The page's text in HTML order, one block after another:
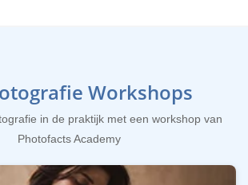
Workshops
in de praktijk met een workshop van
Photofacts Academy